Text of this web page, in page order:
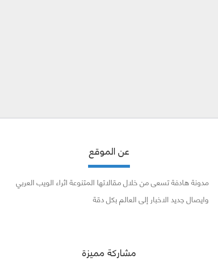
عن الموقع
مدونة هادفة تسعى من خلال مقالاتها المتنوعة اثراء الويب العربي
وايصال جديد الاخبار إلى العالم بكل دقة
مشاركة مميزة